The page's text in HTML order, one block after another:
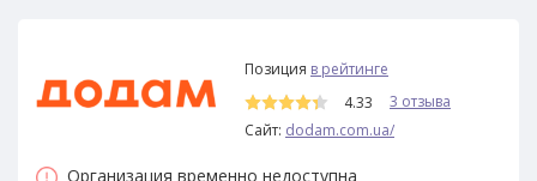
Позиция в рейтинге
4.33
3 отзыва
Сайт: dodam.com.ua/
Организация временно недоступна